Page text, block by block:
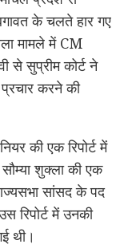
के चलते हार गए
मामले में CM
से सुप्रीम कोर्ट ने
करने की
की एक रिपोर्ट में
सौम्या शुक्ला की एक
सांसद के पद
रिपोर्ट में उनकी
थी।